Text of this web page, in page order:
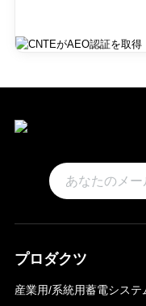
プロダクツ
産業用/系統用蓄電システ